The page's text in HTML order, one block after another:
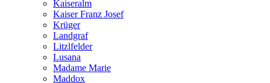
Kaiseralm
Kaiser Franz Josef
Krüger
Landgraf
Litzlfelder
Lusana
Madame Marie
Maddox